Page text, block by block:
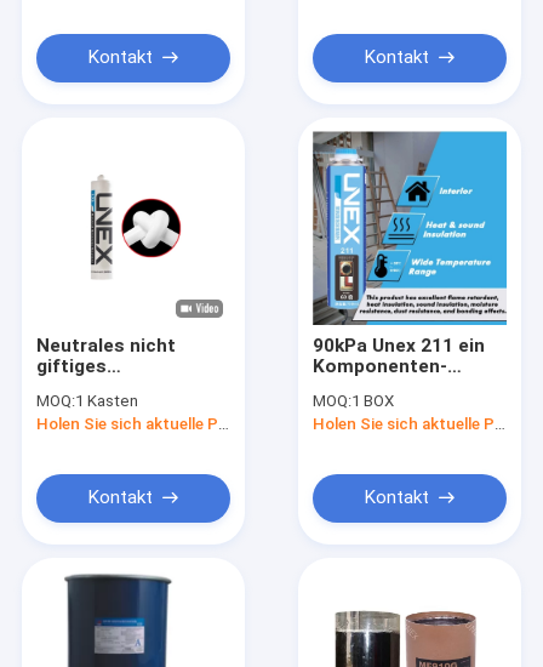
Kontakt Kontakt
Neutrales nicht
giftiges
des silikon-
1.53g/Cm3
MOQ:1 Kasten
Holen Sie sich aktuelle Preis
Kontakt
90kPa Unex 211 ein
Komponenten-
Dichtungsmittel-
Polyurethan-
MOQ:1 BOX
Holen Sie sich aktuelle Preis
Kontakt